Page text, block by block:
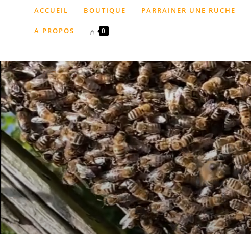
ACCUEIL BOUTIQUE PARRAINER UNE RUCHE
A PROPOS 0